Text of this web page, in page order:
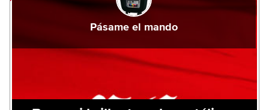
Pásame el mando